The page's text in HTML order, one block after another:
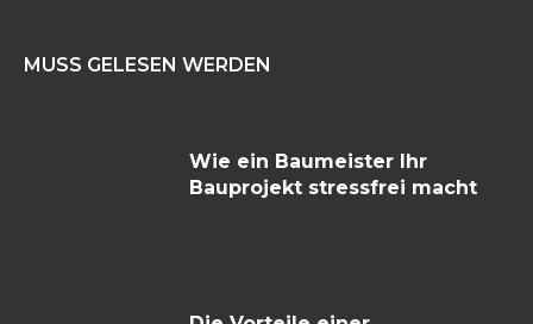
MUSS GELESEN WERDEN
Wie ein Baumeister Ihr
Bauprojekt stressfrei macht